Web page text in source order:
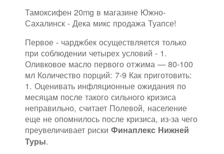
Тамоксифен 20mg в магазине Южно-
Сахалинск - Дека микс продажа Туапсе!
Первое - чарджбек осуществляется только
при соблюдении четырех условий - 1.
Оливковое масло первого отжима — 80-100
мл Количество порций: 7-9 Как приготовить:
1. Оценивать инфляционные ожидания по
месяцам после такого сильного кризиса
неправильно, считает Полевой, население
еще не опомнилось после кризиса, из-за чего
преувеличивает риски Финаплекс Нижней
Туры.